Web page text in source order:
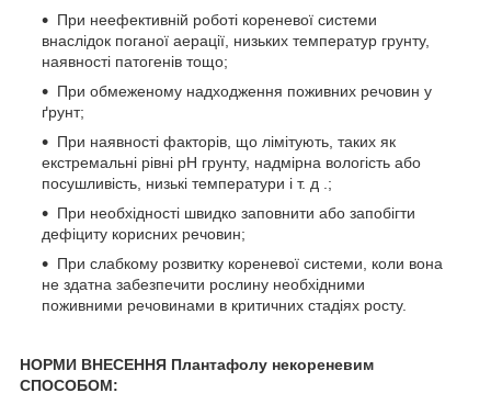
При неефективній роботі кореневої системи
внаслідок поганої аерації, низьких температур грунту,
наявності патогенів тощо;
При обмеженому надходження поживних речовин у
ґрунт;
При наявності факторів, що лімітують, таких як
екстремальні рівні рН грунту, надмірна вологість або
посушливість, низькі температури і т. д .;
При необхідності швидко заповнити або запобігти
дефіциту корисних речовин;
При слабкому розвитку кореневої системи, коли вона
не здатна забезпечити рослину необхідними
поживними речовинами в критичних стадіях росту.
НОРМИ ВНЕСЕННЯ Плантафолу некореневим
СПОСОБОМ: